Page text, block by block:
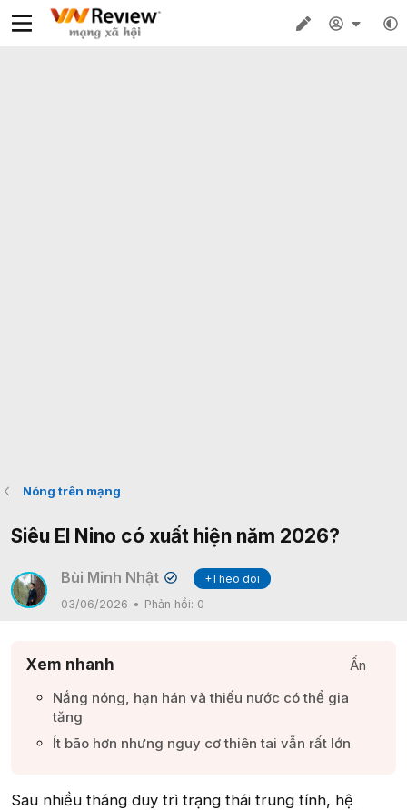
Nóng trên mạng
Siêu El Nino có xuất hiện năm 2026?
Bùi Minh Nhật ✔
+Theo dõi
03/06/2026
Phản hồi: 0
Xem nhanh
Ẩn
Nắng nóng, hạn hán và thiếu nước có thể gia
tăng​
Ít bão hơn nhưng nguy cơ thiên tai vẫn rất lớn​
Sau nhiều tháng duy trì trạng thái trung tính, hệ